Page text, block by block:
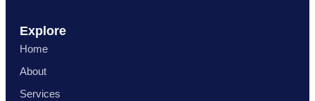
Explore
Home
About
Services